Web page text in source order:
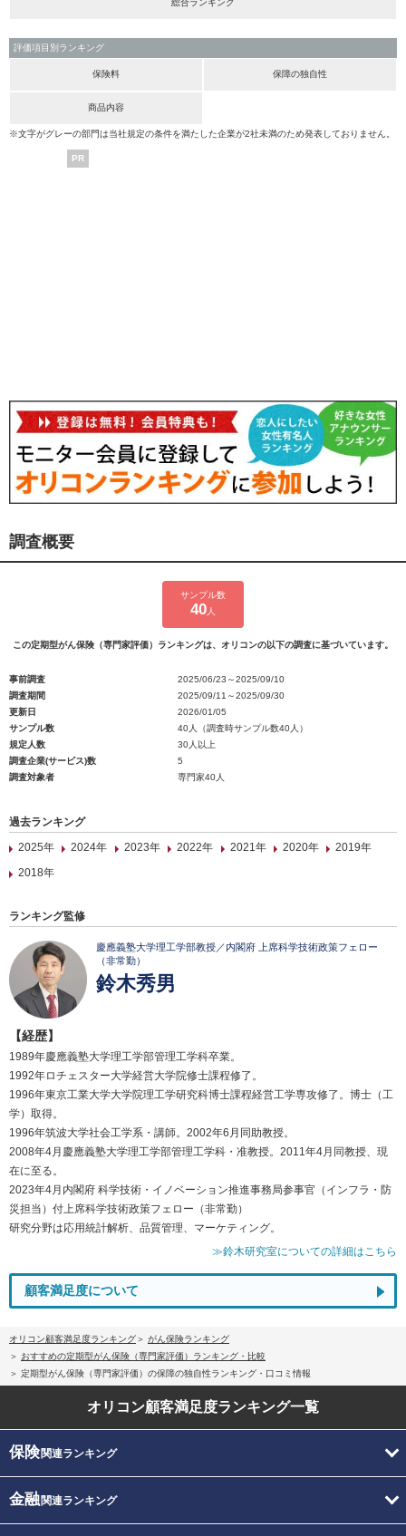
総合ランキング
評価項目別ランキング
保険料 保障の独自性
商品内容
※文字がグレーの部門は当社規定の条件を満たした企業が2社未満のため発表しておりません。
PR
調査概要
サンプル数
40人
この定期型がん保険（専門家評価）ランキングは、オリコンの以下の調査に基づいています。
事前調査
2025/06/23～2025/09/10
調査期間
2025/09/11～2025/09/30
更新日
2026/01/05
サンプル数
40人（調査時サンプル数40人）
規定人数
30人以上
調査企業(サービス)数
5
調査対象者
専門家40人
過去ランキング
2025年
2024年 2023年 2022年 2021年 2020年
2019年
2018年
ランキング監修
慶應義塾大学理工学部教授／内閣府 上席科学技術政策フェロー
（非常勤）
鈴木秀男
【経歴】
1989年慶應義塾大学理工学部管理工学科卒業。
1992年ロチェスター大学経営大学院修士課程修了。
1996年東京工業大学大学院理工学研究科博士課程経営工学専攻修了。博士（工
学）取得。
1996年筑波大学社会工学系・講師。2002年6月同助教授。
2008年4月慶應義塾大学理工学部管理工学科・准教授。2011年4月同教授、現
在に至る。
2023年4月内閣府 科学技術・イノベーション推進事務局参事官（インフラ・防
災担当）付上席科学技術政策フェロー（非常勤）
研究分野は応用統計解析、品質管理、マーケティング。
≫鈴木研究室についての詳細はこちら
顧客満足度について
オリコン顧客満足度ランキング
がん保険ランキング
おすすめの定期型がん保険（専門家評価）ランキング・比較
定期型がん保険（専門家評価）の保障の独自性ランキング・口コミ情報
オリコン顧客満足度ランキング一覧
保険関連ランキング
金融関連ランキング